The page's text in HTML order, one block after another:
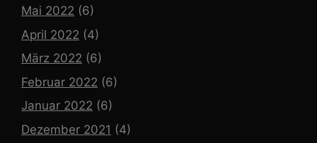
Mai 2022 (6)
April 2022 (4)
März 2022 (6)
Februar 2022 (6)
Januar 2022 (6)
Dezember 2021 (4)